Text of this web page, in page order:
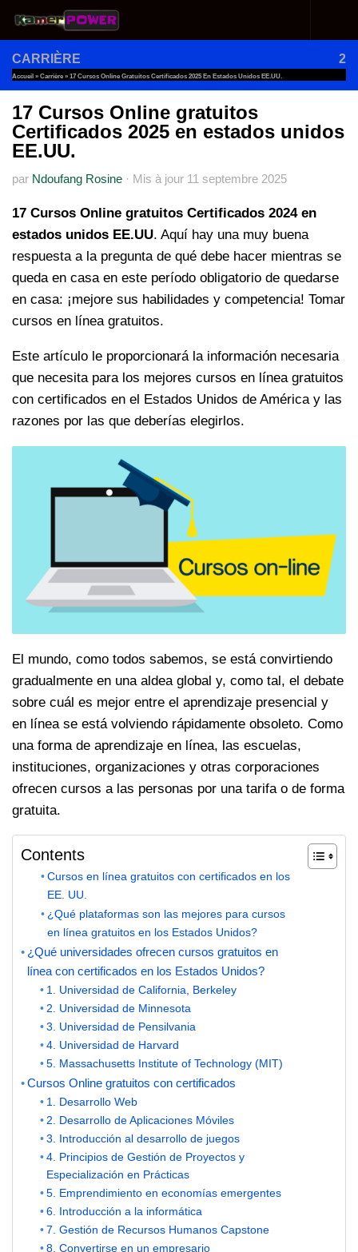
Au dessous du contenu
CARRIÈRE 2
Accueil » Carrière » 17 Cursos Online Gratuitos Certificados 2025 En Estados Unidos EE.UU.
17 Cursos Online gratuitos
Certificados 2025 en estados unidos
EE.UU.
par Ndoufang Rosine · Mis à jour 11 septembre 2025
17 Cursos Online gratuitos Certificados 2024 en
estados unidos EE.UU. Aquí hay una muy buena
respuesta a la pregunta de qué debe hacer mientras se
queda en casa en este período obligatorio de quedarse
en casa: ¡mejore sus habilidades y competencia! Tomar
cursos en línea gratuitos.
Este artículo le proporcionará la información necesaria
que necesita para los mejores cursos en línea gratuitos
con certificados en el Estados Unidos de América y las
razones por las que deberías elegirlos.
El mundo, como todos sabemos, se está convirtiendo
gradualmente en una aldea global y, como tal, el debate
sobre cuál es mejor entre el aprendizaje presencial y
en línea se está volviendo rápidamente obsoleto. Como
una forma de aprendizaje en línea, las escuelas,
instituciones, organizaciones y otras corporaciones
ofrecen cursos a las personas por una tarifa o de forma
gratuita.
Contents
Cursos en línea gratuitos con certificados en los
EE. UU.
¿Qué plataformas son las mejores para cursos
en línea gratuitos en los Estados Unidos?
¿Qué universidades ofrecen cursos gratuitos en
línea con certificados en los Estados Unidos?
1. Universidad de California, Berkeley
2. Universidad de Minnesota
3. Universidad de Pensilvania
4. Universidad de Harvard
5. Massachusetts Institute of Technology (MIT)
Cursos Online gratuitos con certificados
1. Desarrollo Web
2. Desarrollo de Aplicaciones Móviles
3. Introducción al desarrollo de juegos
4. Principios de Gestión de Proyectos y
Especialización en Prácticas
5. Emprendimiento en economías emergentes
6. Introducción a la informática
7. Gestión de Recursos Humanos Capstone
8. Convertirse en un empresario